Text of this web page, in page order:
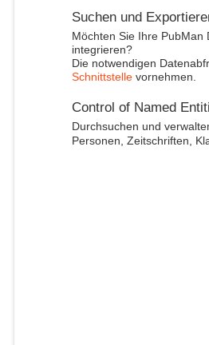
Suchen und
Möchten Sie Ihre PubMan
integrieren?
Die notwendigen
Schnittstellevornehmen.
Control of Named
Durchsuchen und
Personen, Zeitschriften,